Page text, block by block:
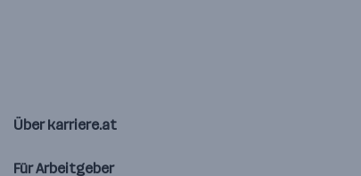
Über karriere.at
Für Arbeitgeber